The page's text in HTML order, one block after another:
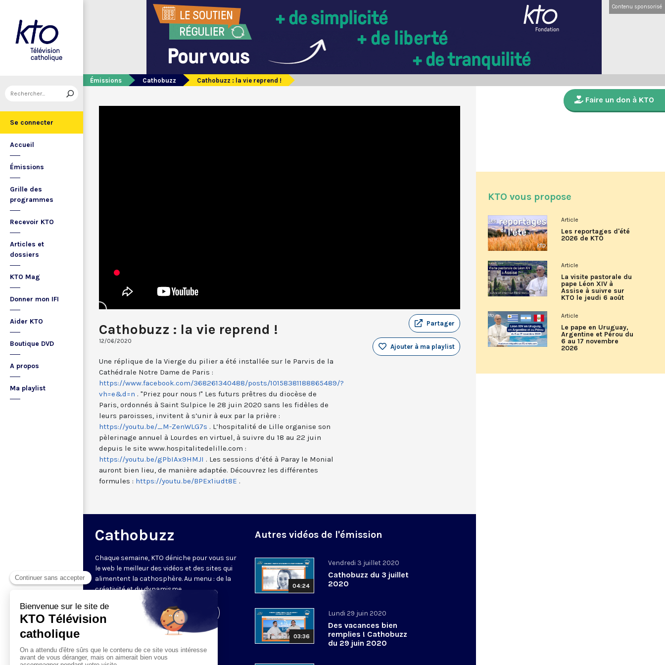
Se connecter
Accueil
Émissions
Grille des
programmes
Recevoir KTO
Articles et
dossiers
KTO Mag
Donner mon IFI
Aider KTO
Boutique DVD
A propos
Ma playlist
Contenu sponsorisé
Émissions Cathobuzz Cathobuzz : la vie reprend !
Cathobuzz : la vie reprend !
12/06/2020
Partager
Ajouter à ma playlist
Une réplique de la Vierge du pilier a été installée sur le Parvis de la
Cathédrale Notre Dame de Paris :
https://www.facebook.com/368261340488/posts/10158381188865489/?
vh=e&d=n . "Priez pour nous !" Les futurs prêtres du diocèse de
Paris, ordonnés à Saint Sulpice le 28 juin 2020 sans les fidèles de
leurs paroisses, invitent à s’unir à eux par la prière :
https://youtu.be/_M-ZenWLG7s . L’hospitalité de Lille organise son
pèlerinage annuel à Lourdes en virtuel, à suivre du 18 au 22 juin
depuis le site www.hospitalitedelille.com :
https://youtu.be/gPbIAx9HMJI . Les sessions d’été à Paray le Monial
auront bien lieu, de manière adaptée. Découvrez les différentes
formules : https://youtu.be/BPEx1iudt8E .
Cathobuzz
Chaque semaine, KTO déniche pour vous sur
le web le meilleur des vidéos et des sites qui
alimentent la cathosphère. Au menu : de la
créativité et du dynamisme.
Visiter la page de l'émission
Autres vidéos de l'émission
04:24
Vendredi 3 juillet 2020
Cathobuzz du 3 juillet
2020
03:36
Lundi 29 juin 2020
Des vacances bien
remplies ! Cathobuzz
du 29 juin 2020
Faire un don à KTO
KTO vous propose
Article
Les reportages d'été
2026 de KTO
Article
La visite pastorale du
pape Léon XIV à
Assise à suivre sur
KTO le jeudi 6 août
Article
Le pape en Uruguay,
Argentine et Pérou du
6 au 17 novembre
2026